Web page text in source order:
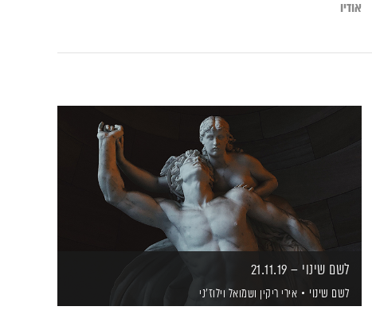
אודיו
לשם שינוי – 21.11.19
לשם שינוי אירי ריקין ושמואל וילוז'ני